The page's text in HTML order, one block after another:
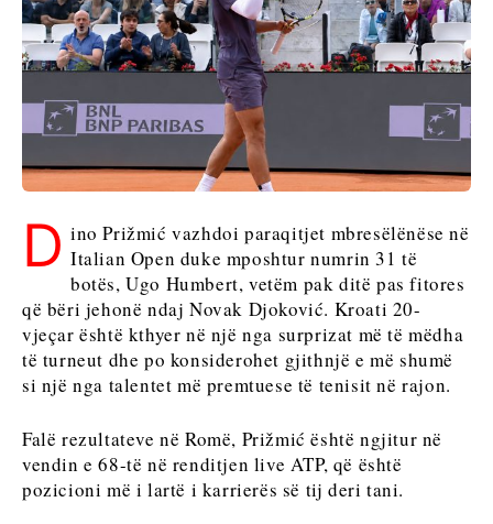
e Veriut
Serbia
Sllovenia
Economy
Historitë e
Biznesit
Emërime
Bujqësi
Industria
Ndërtim
Mjedis
Financa
FMCG
Sllovenia
Business &
Economy
e
Biznesit
Emërime
Bujqësi
Industria
Ndërtim
Energjia
Financa
FMCG
Shkencë
D ino Prižmić vazhdoi paraqitjet mbresëlënëse në
Italian Open duke mposhtur numrin 31 të
botës, Ugo Humbert, vetëm pak ditë pas fitores
që bëri jehonë ndaj Novak Djoković. Kroati 20-
vjeçar është kthyer në një nga surprizat më të mëdha
të turneut dhe po konsiderohet gjithnjë e më shumë
si një nga talentet më premtuese të tenisit në rajon.
Falë rezultateve në Romë, Prižmić është ngjitur në
vendin e 68-të në renditjen live ATP, që është
pozicioni më i lartë i karrierës së tij deri tani.